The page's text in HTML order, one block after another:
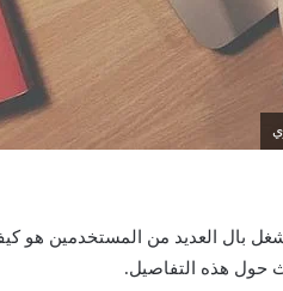
بال العديد من المستخدمين هو
حول هذه التفاصيل.